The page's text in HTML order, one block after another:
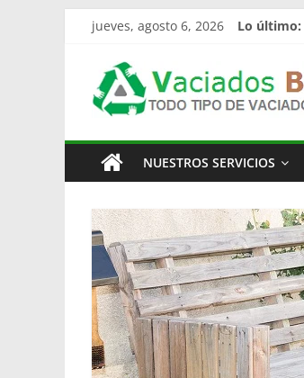
Saltar
contenido
jueves, agosto 6, 2026 Lo último:
Vaciado
Pisos
Barcelona
Todo
Tipo
de
Vaciados
en
Barcelona
NUESTROS SERVICIOS